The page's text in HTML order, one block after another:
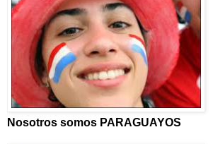
Nosotros somos PARAGUAYOS